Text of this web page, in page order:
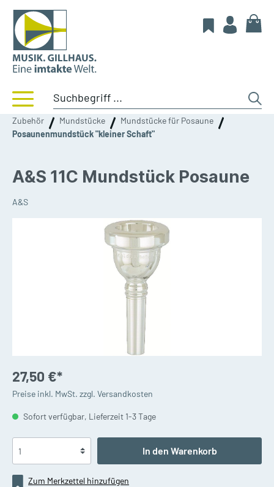
Zubehör Mundstücke
Mundstücke für Posaune
Posaunenmundstück "kleiner Schaft"
A&S 11C Mundstück Posaune
A&S
27,50 €*
Preise inkl. MwSt. zzgl. Versandkosten
Sofort verfügbar, Lieferzeit 1-3 Tage
In den Warenkorb
Zum Merkzettel hinzufügen